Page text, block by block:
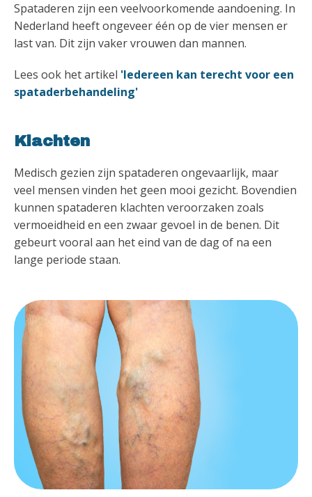
Spataderen zijn een veelvoorkomende aandoening. In
Nederland heeft ongeveer één op de vier mensen er
last van. Dit zijn vaker vrouwen dan mannen.
Lees ook het artikel 'Iedereen kan terecht voor een
spataderbehandeling'
Klachten
Medisch gezien zijn spataderen ongevaarlijk, maar
veel mensen vinden het geen mooi gezicht. Bovendien
kunnen spataderen klachten veroorzaken zoals
vermoeidheid en een zwaar gevoel in de benen. Dit
gebeurt vooral aan het eind van de dag of na een
lange periode staan.